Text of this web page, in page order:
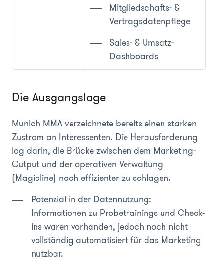
Mitgliedschafts- &
Vertragsdatenpflege
Sales- & Umsatz-
Dashboards
Die Ausgangslage
Munich MMA verzeichnete bereits einen starken
Zustrom an Interessenten. Die Herausforderung
lag darin, die Brücke zwischen dem Marketing-
Output und der operativen Verwaltung
(Magicline) noch effizienter zu schlagen.
Potenzial in der Datennutzung:
Informationen zu Probetrainings und Check-
ins waren vorhanden, jedoch noch nicht
vollständig automatisiert für das Marketing
nutzbar.